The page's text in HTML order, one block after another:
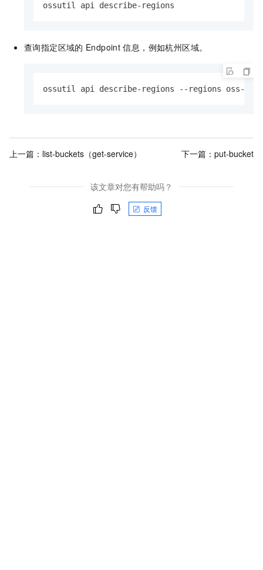
ossutil api describe-regions
查询指定区域的 Endpoint 信息，例如杭州区域。
ossutil api describe-regions --regions oss-cn-
上一篇： list-buckets（get-service） 下一篇： put-bucket
该文章对您有帮助吗？
反馈